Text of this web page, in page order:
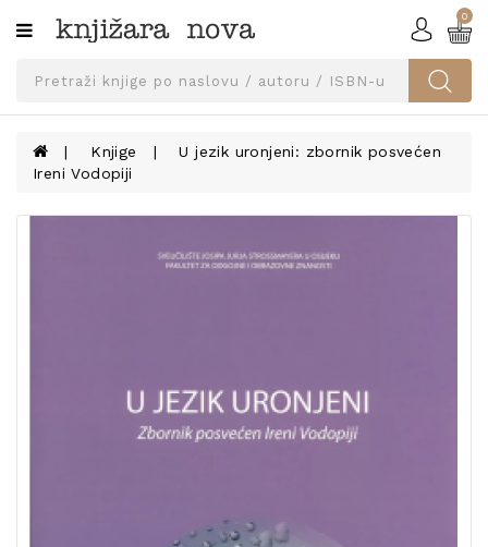
Kategorije
SVEUČILIŠNA
UDŽBENICI
0
Knjige
U jezik uronjeni: zbornik posvećen
Ireni Vodopiji